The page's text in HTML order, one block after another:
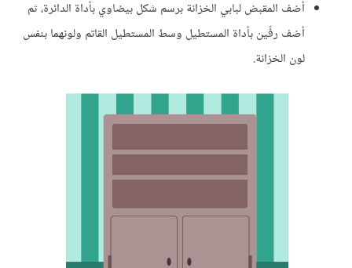
أضف المقبض لبابي الخزانة برسم شكل بيضاوي بأداة الدائرة، ثم
أضف رفّين بأداة المستطيل وسط المستطيل القاتم ولونهما بنفس
لون الخزانة.